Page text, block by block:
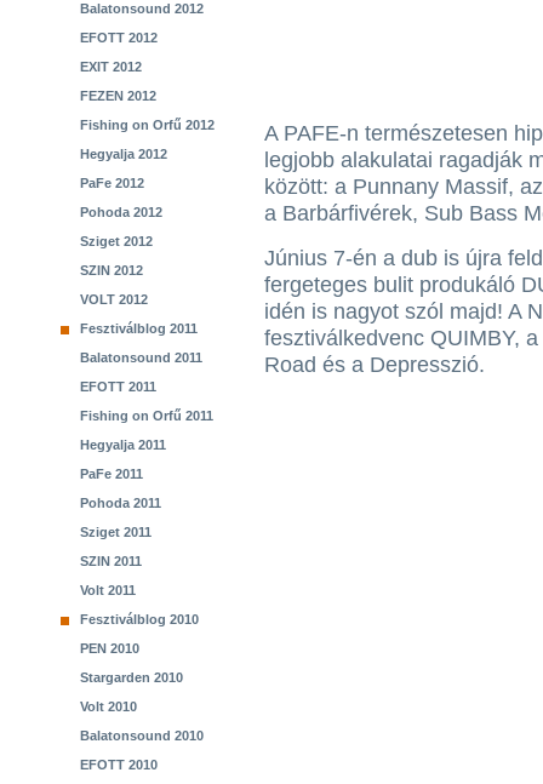
Balatonsound 2012
EFOTT 2012
EXIT 2012
FEZEN 2012
Fishing on Orfű 2012
Hegyalja 2012
PaFe 2012
Pohoda 2012
Sziget 2012
SZIN 2012
VOLT 2012
Fesztiválblog 2011
Balatonsound 2011
EFOTT 2011
Fishing on Orfű 2011
Hegyalja 2011
PaFe 2011
Pohoda 2011
Sziget 2011
SZIN 2011
Volt 2011
Fesztiválblog 2010
PEN 2010
Stargarden 2010
Volt 2010
Balatonsound 2010
EFOTT 2010
A PAFE-n természetesen
legjobb alakulatai ragadják
között: a Punnany Massif,
a Barbárfivérek, Sub Bass
Június 7-én a dub is újra
fergeteges bulit produkáló
idén is nagyot szól majd! A
fesztiválkedvenc QUIMBY,
Road és a Depresszió.